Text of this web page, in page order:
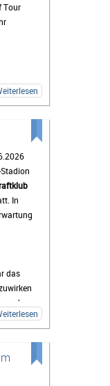
für
die
kann
die
sind
wie in
Tour
In
das
-
und